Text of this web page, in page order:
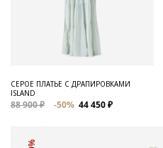
СЕРОЕ ПЛАТЬЕ С ДРАПИРОВКАМИ
ISLAND
88 900 ₽ -50% 44 450 ₽